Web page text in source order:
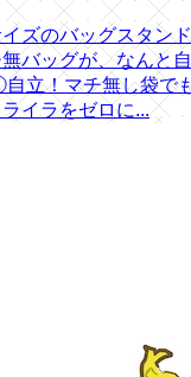
ズのバッグスタン
バッグが、なんと
立！マチ無し袋でも
イラをゼロに...